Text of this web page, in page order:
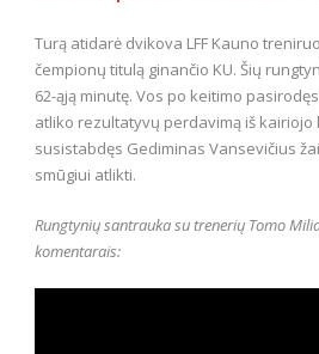
Turą atidarė dvikova LFF Kauno
čempionų titulą ginančio KU. Šių
62-ąją minutę. Vos po keitimo
atliko rezultatyvų perdavimą iš kairiojo
susistabdęs Gediminas Vansevičius
smūgiui atlikti.
Rungtynių santrauka su trenerių Tomo
komentarais: